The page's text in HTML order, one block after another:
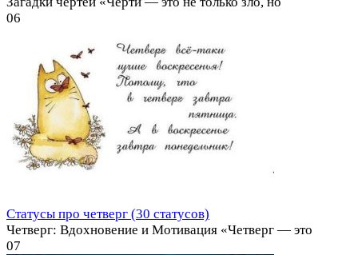
06
Статусы про четверг (30 статусов)
Четверг: Вдохновение и Мотивация «Четверг — это
07